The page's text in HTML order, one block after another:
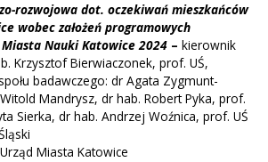
rozwojowa dot. oczekiwań mieszkańców
wobec założeń programowych
Nauki Katowice 2024 – kierownik
Krzysztof Bierwiaczonek, prof. UŚ,
badawczego: dr Agata Zygmunt-
Mandrysz, dr hab. Robert Pyka, prof.
Sierka, dr hab. Andrzej Woźnica, prof. UŚ
Miasta Katowice